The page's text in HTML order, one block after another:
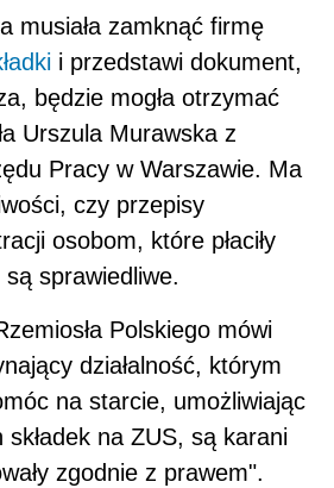
musiała zamknąć firmę
i przedstawi dokument,
będzie mogła otrzymać
Urszula Murawska z
Pracy w Warszawie. Ma
czy przepisy
osobom, które płaciły
są sprawiedliwe.
Polskiego mówi
działalność, którym
na starcie, umożliwiając
składek na ZUS, są karani
zgodnie z prawem".